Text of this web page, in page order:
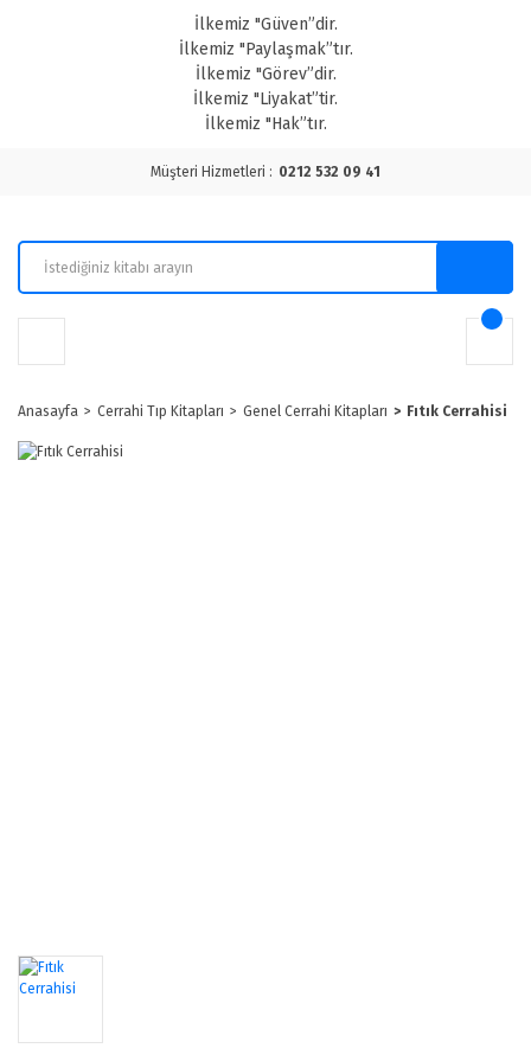
İlkemiz "Güven”dir.
İlkemiz "Paylaşmak”tır.
İlkemiz "Görev”dir.
İlkemiz "Liyakat”tir.
İlkemiz "Hak”tır.
Müşteri Hizmetleri : 0212 532 09 41
Anasayfa Cerrahi Tıp Kitapları Genel Cerrahi Kitapları Fıtık Cerrahisi